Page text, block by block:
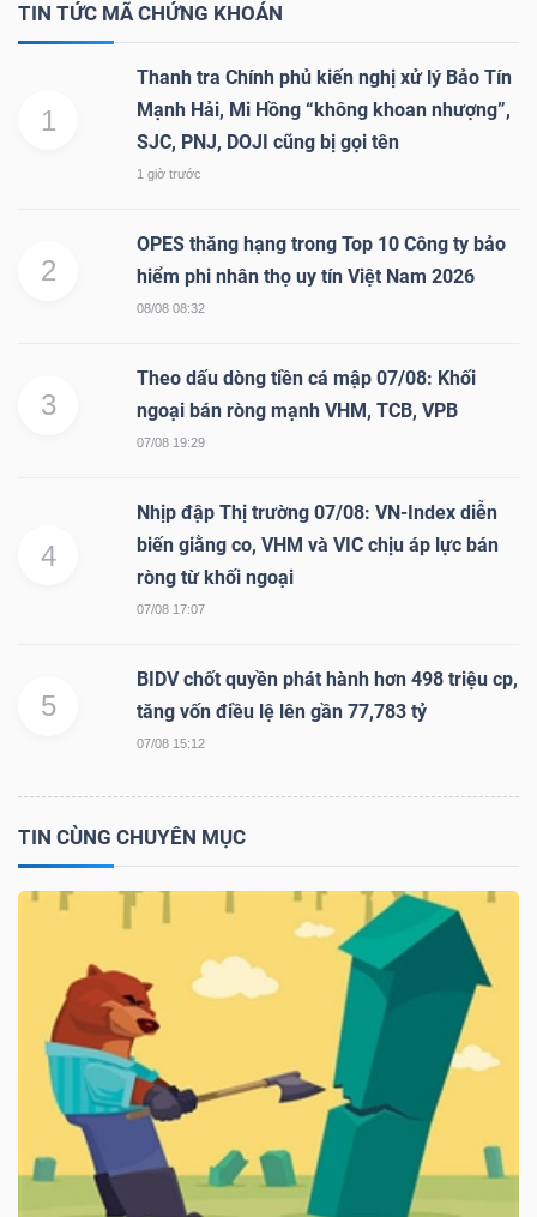
TIN TỨC MÃ CHỨNG KHOÁN
1
Thanh tra Chính phủ kiến nghị xử lý Bảo Tín
Mạnh Hải, Mi Hồng “không khoan nhượng”,
SJC, PNJ, DOJI cũng bị gọi tên
1 giờ trước
2
OPES thăng hạng trong Top 10 Công ty bảo
hiểm phi nhân thọ uy tín Việt Nam 2026
08/08 08:32
3
Theo dấu dòng tiền cá mập 07/08: Khối
ngoại bán ròng mạnh VHM, TCB, VPB
07/08 19:29
4
Nhịp đập Thị trường 07/08: VN-Index diễn
biến giằng co, VHM và VIC chịu áp lực bán
ròng từ khối ngoại
07/08 17:07
5
BIDV chốt quyền phát hành hơn 498 triệu cp,
tăng vốn điều lệ lên gần 77,783 tỷ
07/08 15:12
TIN CÙNG CHUYÊN MỤC